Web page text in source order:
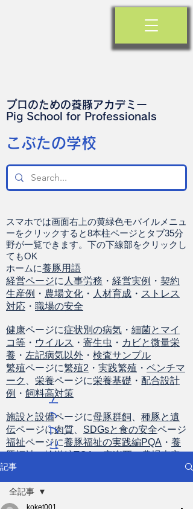
プロのための養豚アカデミー
​Pig School for Professionals
​こぶたの学校
スマホでは画面右上の黄緑色モバイルメニュ
ーをクリックすると8本柱ページとタブ35分
野が一覧できます。下の下線部をクリックし
てもOK
ホームに養豚用語
経営ページに 人事労務 ・ 経営実例 ・ 契約
生産例 ・ 農場文化 ・ 人材育成 ・ ストレス
対応 ・ 職場の安全
健康ページに症状別の病気 ・ 細菌とマイ
コ等 ・ ウイルス ・ 寄生虫 ・ カビと微量栄
養 ・ 左記病気以外 ・ 検査サンプル
繁殖ページに繁殖2 ・ 実践繁殖 ・ ベンチマ
ーク
栄養ページに栄養基礎 ・ 配合設計
例 ・ 飼料高対策
施設と設備ページに母豚群飼
種豚と遺
伝ページに肉質 SDGsと食の安全ページ
福祉ページに養豚福祉の実践編PQA ・ 養
豚福祉の輸送編TQA・安楽死・農場査定
ト
ッ
プ
に
記事
全記事
koket001